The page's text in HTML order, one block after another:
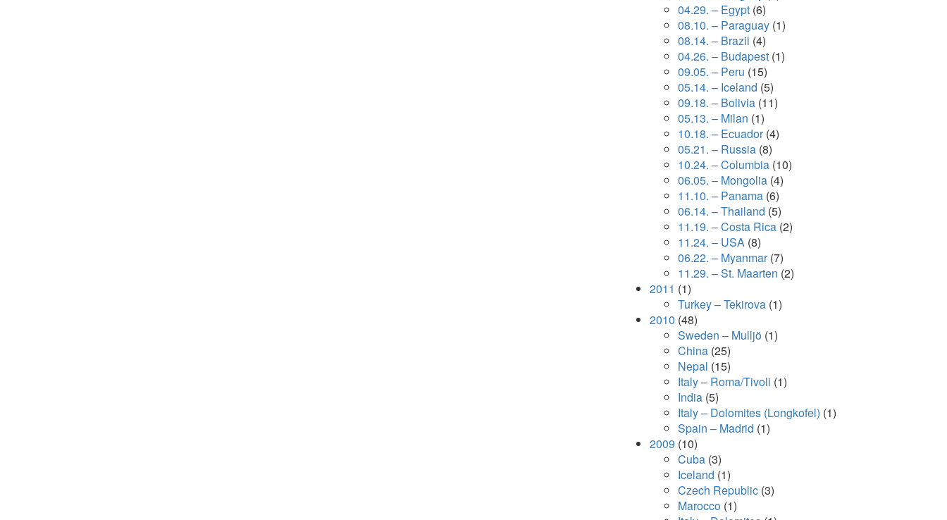
04.29. – Egypt (6)
08.10. – Paraguay (1)
08.14. – Brazil (4)
04.26. – Budapest (1)
09.05. – Peru (15)
05.14. – Iceland (5)
09.18. – Bolivia (11)
05.13. – Milan (1)
10.18. – Ecuador(4)
05.21. – Russia (8)
10.24. – Columbia (10)
06.05. – Mongolia (4)
11.10. – Panama (6)
06.14. – Thailand (5)
11.19. – Costa Rica (2)
11.24. – USA (8)
06.22. – Myanmar(7)
11.29. – St. Maarten (2)
2011 (1)
Turkey – Tekirova (1)
2010 (48)
Sweden – Mulljö (1)
China (25)
Nepal (15)
Italy – Roma/Tivoli (1)
India (5)
Italy – Dolomites (Longkofel) (1)
Spain – Madrid (1)
2009 (10)
Cuba (3)
Iceland (1)
Czech Republic (3)
Marocco (1)